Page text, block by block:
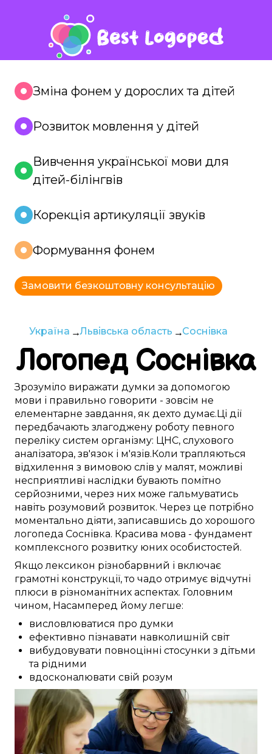
Зміна фонем у дорослих та дітей
Розвиток мовлення у дітей
Вивчення української мови для
дітей-білінгвів
Корекція артикуляції звуків
Формування фонем
Замовити безкоштовну консультацію
Україна Львівська область Соснівка
Логопед Соснівка
Зрозуміло виражати думки за допомогою
мови і правильно говорити - зовсім не
елементарне завдання, як дехто думає.Ці дії
передбачають злагоджену роботу певного
переліку систем організму: ЦНС, слухового
аналізатора, зв'язок і м'язів.Коли трапляються
відхилення з вимовою слів у малят, можливі
несприятливі наслідки бувають помітно
серйозними, через них може гальмуватись
навіть розумовий розвиток. Через це потрібно
моментально діяти, записавшись до хорошого
логопеда Соснівка. Красива мова - фундамент
комплексного розвитку юних особистостей.
Якщолексикон різнобарвний і включає
грамотні конструкції, то чадо отримує відчутні
плюси в різноманітних аспектах. Головним
чином, Насамперед йомулегше:
висловлюватися про думки
ефективно пізнавати навколишній світ
вибудовувати повноцінні стосунки з дітьми
та рідними
вдосконалювати свій розум